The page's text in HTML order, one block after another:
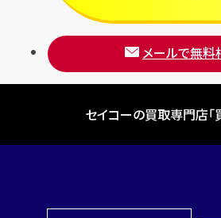
メールで無料
セイコーの買取専門店「